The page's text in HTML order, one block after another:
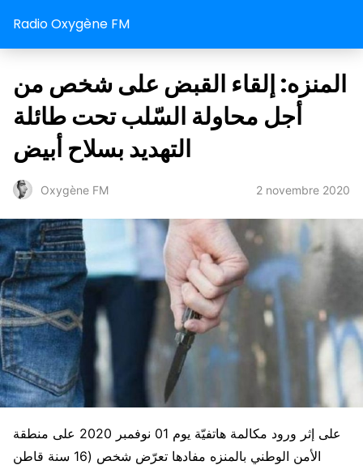
Radio Oxygène FM
المنزه: إلقاء القبض على شخص من
أجل محاولة السّلب تحت طائلة
التهديد بسلاح أبيض
Oxygène FM 2 novembre 2020
على إثر ورود مكالمة هاتفيّة يوم 01 نوفمبر 2020 على منطقة
الأمن الوطني بالمنزه مفادها تعرّض شخص (16 سنة قاطن